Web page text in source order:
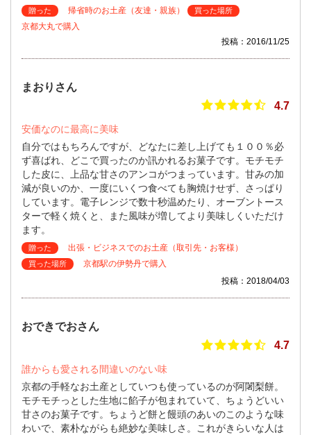
贈った 帰省時のお土産（友達・親族） 買った場所
京都大丸で購入
投稿：2016/11/25
まおりさん
4.7
安価なのに最高に美味
自分ではもちろんですが、どなたに差し上げても１００％必
ず喜ばれ、どこで買ったのか訊かれるお菓子です。モチモチ
した皮に、上品な甘さのアンコがつまっています。甘みの加
減が良いのか、一度にいくつ食べても胸焼けせず、さっぱり
しています。電子レンジで数十秒温めたり、オーブントース
ターで軽く焼くと、また風味が増してより美味しくいただけ
ます。
贈った 出張・ビジネスでのお土産（取引先・お客様）
買った場所
京都駅の伊勢丹で購入
投稿：2018/04/03
おできでおさん
4.7
誰からも愛される間違いのない味
京都の手軽なお土産としていつも使っているのが阿闍梨餅。
モチモチっとした生地に餡子が包まれていて、ちょうどいい
甘さのお菓子です。ちょうど餅と饅頭のあいのこのような味
わいで、素朴ながらも絶妙な美味しさ。これがきらいな人は